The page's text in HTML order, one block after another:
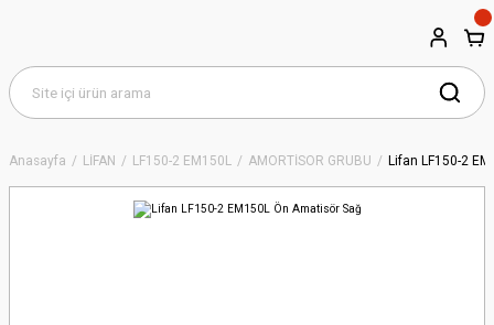
Anasayfa LİFAN LF150-2 EM150L AMORTİSÖR GRUBU Lifan LF150-2